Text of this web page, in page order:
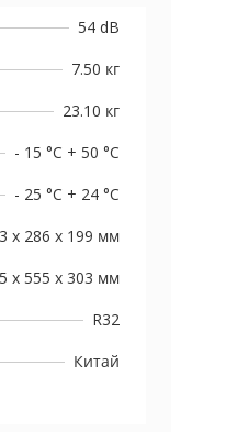
54 dB
7.50 кг
23.10 кг
- 15 °C + 50 °C
- 25 °C + 24 °C
х 286 х 199 мм
х 555 х 303 мм
R32
Китай